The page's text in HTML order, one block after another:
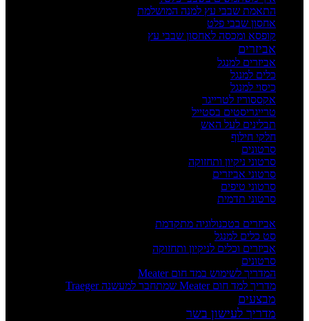
התאמת שבבי עץ למנה המושלמת
אחסון שבבי פלט
קופסא ומכסה לאחסון שבבי עץ
אביזרים
אביזרים למנגל
כלים למנגל
כיסוי למנגל
אקססוריז לטרייגר
טרייגריסטים בסטייל
תבלינים לעל האש
חלקי חילוף
סרטונים
סרטוני ניקיון ותחזוקה
סרטוני אביזרים
סרטוני טיפים
סרטוני תדמית
אביזרים בטכנולוגיה מתקדמת
סט כלים למנגל
אביזרים וכלים לניקיון ותחזוקה
סרטונים
המדריך לשימוש במד חום Meater
מדריך למד חום Meater שמתחבר למעשנה Traeger
מבצעים
מדריך לעישון בשר